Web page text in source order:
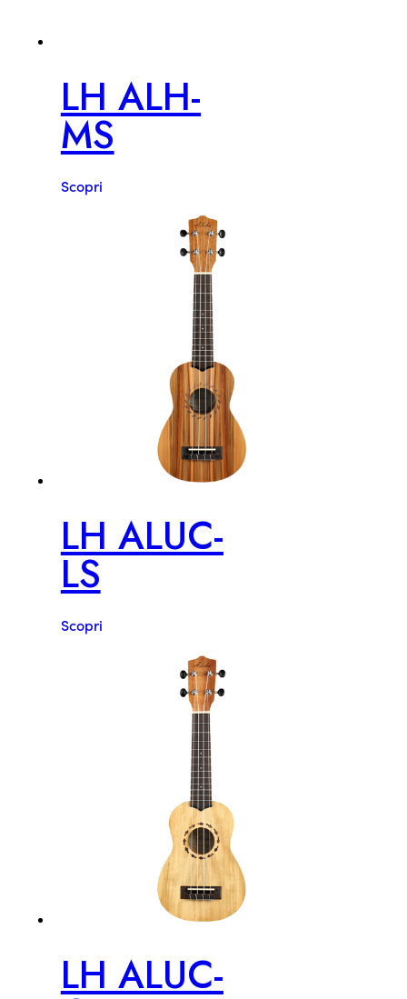
LH ALH-
MS
Scopri
LH ALUC-
LS
Scopri
LH ALUC-